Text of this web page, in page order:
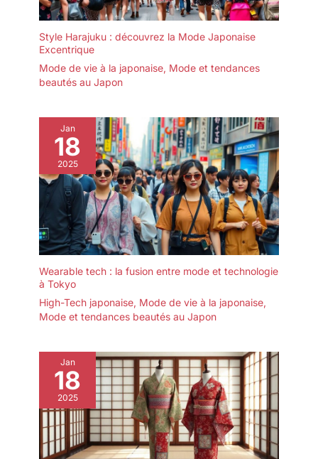
Style Harajuku : découvrez la Mode Japonaise
Excentrique
Mode de vie à la japonaise, Mode et tendances
beautés au Japon
Jan
18
2025
Wearable tech : la fusion entre mode et technologie
à Tokyo
High-Tech japonaise, Mode de vie à la japonaise,
Mode et tendances beautés au Japon
Jan
18
2025